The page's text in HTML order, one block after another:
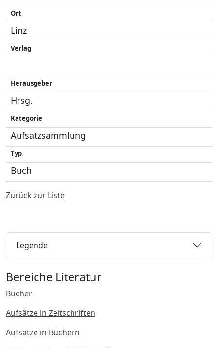
Ort
Linz
Verlag
Herausgeber
Hrsg.
Kategorie
Aufsatzsammlung
Typ
Buch
Zurück zur Liste
Legende
Bereiche Literatur
Bücher
Aufsätze in Zeitschriften
Aufsätze in Büchern